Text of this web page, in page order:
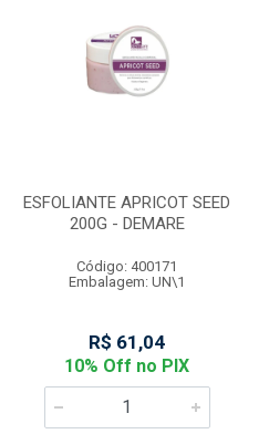
ESFOLIANTE APRICOT SEED
200G - DEMARE
Código: 400171
Embalagem: UN\1
R$ 61,04
10% Off no PIX